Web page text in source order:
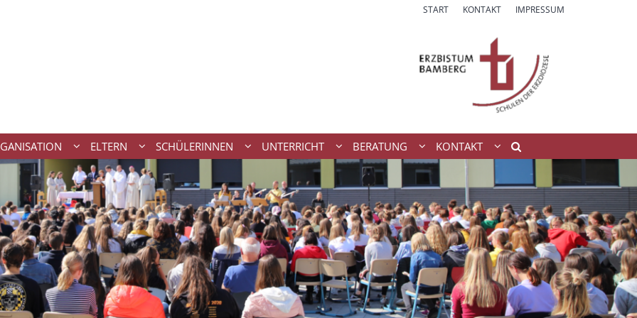
START KONTAKT IMPRESSUM
ELTERN SCHÜLERINNEN UNTERRICHT BERATUNG KONTAKT